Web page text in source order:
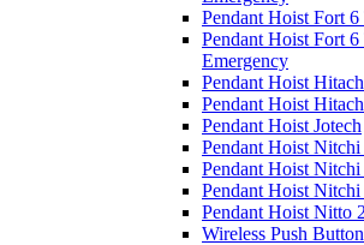
Pendant Hoist Fort 6
Pendant Hoist Fort
Emergency
Pendant Hoist
Pendant Hoist
Pendant Hoist Jotech
Pendant Hoist
Pendant Hoist
Pendant Hoist
Pendant Hoist Nitto
Wireless Push